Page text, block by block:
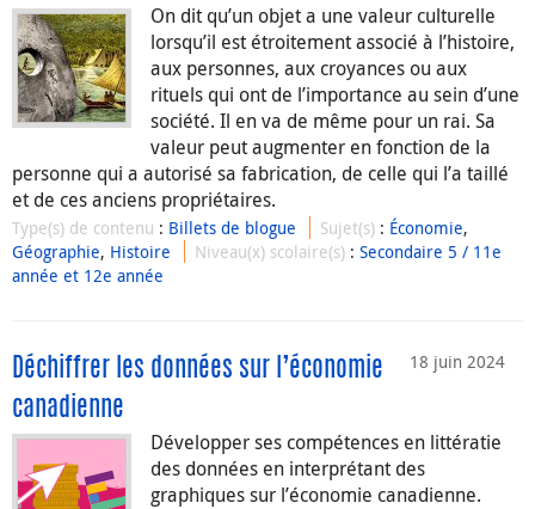
On dit qu’un objet a une valeur culturelle
lorsqu’il est étroitement associé à l’histoire,
aux personnes, aux croyances ou aux
rituels qui ont de l’importance au sein d’une
société. Il en va de même pour un rai. Sa
valeur peut augmenter en fonction de la
personne qui a autorisé sa fabrication, de celle qui l’a taillé
et de ces anciens propriétaires.
Type(s) de contenu : Billets de blogue Sujet(s) : Économie,
Géographie, Histoire Niveau(x) scolaire(s) :Secondaire 5 / 11e
année et 12e année
18 juin 2024
Déchiffrer les données sur l’économie
canadienne
Développer ses compétences en littératie
des données en interprétant des
graphiques sur l’économie canadienne.